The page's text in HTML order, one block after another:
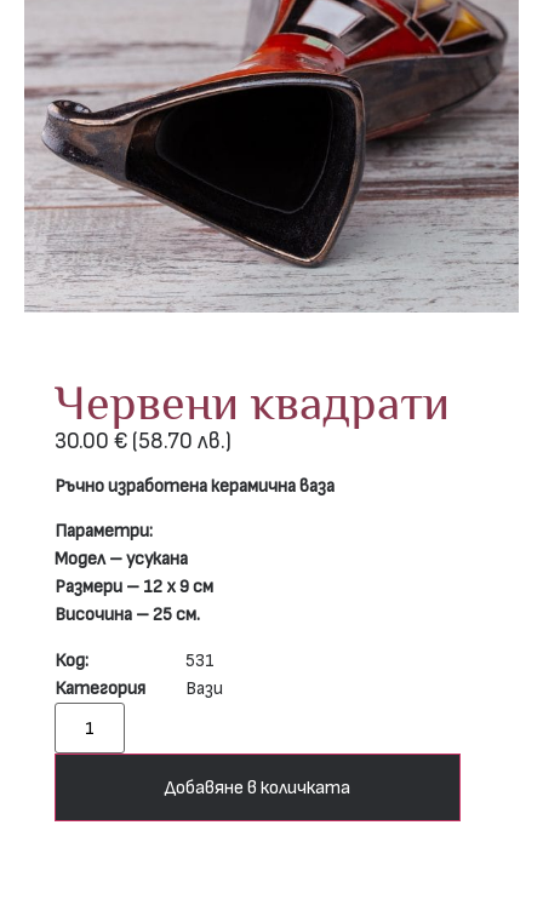
Червени квадрати
30.00 € (58.70 лв.)
Ръчно изработена керамична ваза
Параметри:
Модел – усукана
Размери – 12 х 9 см
Височина – 25 см.
Код:
531
Категория
Вази
Добавяне в количката